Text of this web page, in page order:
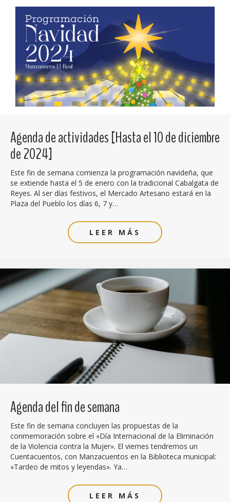
Agenda de actividades [Hasta el 10 de diciembre
de 2024]
Este fin de semana comienza la programación navideña, que
se extiende hasta el 5 de enero con la tradicional Cabalgata de
Reyes. Al ser días festivos, el Mercado Artesano estará en la
Plaza del Pueblo los días 6, 7 y…
LEER MÁS
Agenda del fin de semana
Este fin de semana concluyen las propuestas de la
conmemoración sobre el «Día Internacional de la Eliminación
de la Violencia contra la Mujer». El viernes tendremos un
Cuentacuentos, con Manzacuentos en la Biblioteca municipal:
«Tardeo de mitos y leyendas». Ya…
LEER MÁS